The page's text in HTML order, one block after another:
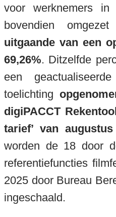
voor werknemers
bovendien
uitgaande van een
69,26%. Ditzelfde
een
toelichting
digiPACCT
tarief’ van augustus
worden de 18 door
referentiefuncties
2025 door Bureau
ingeschaald.